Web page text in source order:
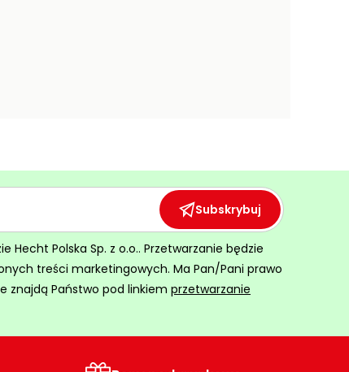
Subskrybuj
Polska Sp. z o.o.. Przetwarzanie będzie
treści marketingowych. Ma Pan/Pani prawo
znajdą Państwo pod linkiem przetwarzanie